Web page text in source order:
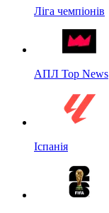
Ліга чемпіонів
АПЛ Top News
Іспанія